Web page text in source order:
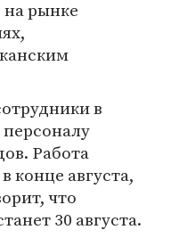
на рынке
в
Работа
конце августа,
что
30 августа.